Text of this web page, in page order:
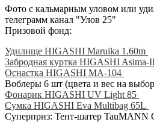
Фото с кальмарным уловом или
телеграмм канал "Улов 25"
Призовой фонд:
Удилище HIGASHI Maruika 1.60m
Забродная куртка HIGASHI Asima-
Оснастка HIGASHI MA-104
Воблеры 6 шт (цвета и вес на
Фонарик HIGASHI UV Light 85
Сумка HIGASHI Eva Multibag 65L
Суперприз: Тент-шатер TauMANN